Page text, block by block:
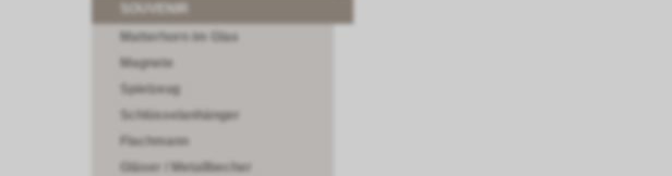
Matterhorn im Glas
Magnete
Spielzeug
Schlüsselanhänger
Flachmann
Gläser / Metallbecher